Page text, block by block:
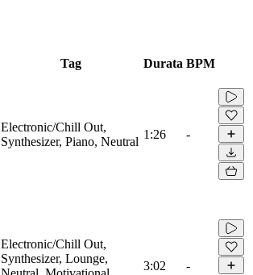
Tag Durata BPM
Electronic/Chill Out,
Synthesizer, Piano, Neutral
1:26 -
Electronic/Chill Out,
Synthesizer, Lounge,
3:02 -